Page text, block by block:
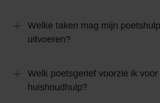
Welke taken mag mijn
uitvoeren?
Welk poetsgerief voorzie ik voor
huishoudhulp?